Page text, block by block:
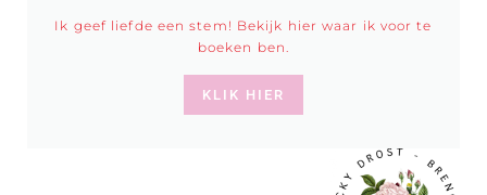
Ik geef liefde een stem! Bekijk hier waar ik voor te
boeken ben.
KLIK HIER